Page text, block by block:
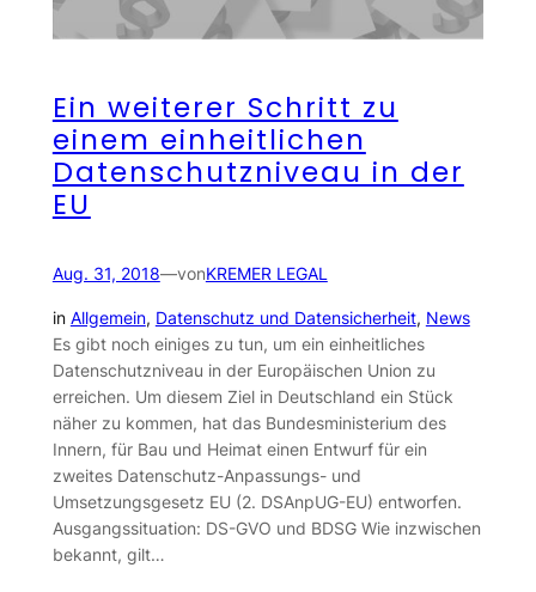
Ein weiterer Schritt zu
einem einheitlichen
Datenschutzniveau in der
EU
Aug. 31, 2018—vonKREMER LEGAL
in Allgemein, Datenschutz und Datensicherheit, News
Es gibt noch einiges zu tun, um ein einheitliches
Datenschutzniveau in der Europäischen Union zu
erreichen. Um diesem Ziel in Deutschland ein Stück
näher zu kommen, hat das Bundesministerium des
Innern, für Bau und Heimat einen Entwurf für ein
zweites Datenschutz-Anpassungs- und
Umsetzungsgesetz EU (2. DSAnpUG-EU) entworfen.
Ausgangssituation: DS-GVO und BDSG Wie inzwischen
bekannt, gilt…